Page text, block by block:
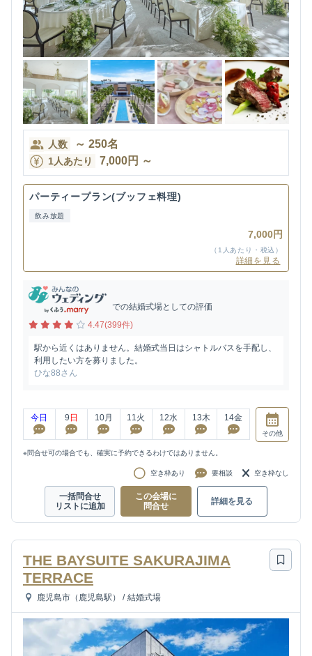
人数 ～ 250名
1人あたり 7,000円 ～
パーティープラン(ブッフェ料理)
飲み放題
7,000円
（1人あたり・税込）
詳細を見る
での結婚式場としての評価
4.47(399件)
駅から近くはありません。結婚式当日はシャトルバスを手配し、
利用したい方を募りました。
ひな88さん
今日 9 日 10月 11火 12水 13木 14金
その他
※問合せ可の場合でも、確実に予約できるわけではありません。
空き枠あり 要相談 空き枠なし
一括問合せ
リストに追加
この会場に
問合せ
詳細を見る
THE BAYSUITE SAKURAJIMA
TERRACE
鹿児島市（鹿児島駅） / 結婚式場